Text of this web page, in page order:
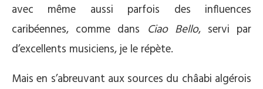
avec même aussi parfois des influences
caribéennes, comme dans Ciao Bello, servi par
d’excellents musiciens, je le répète.
Mais en s’abreuvant aux sources du châabi algérois